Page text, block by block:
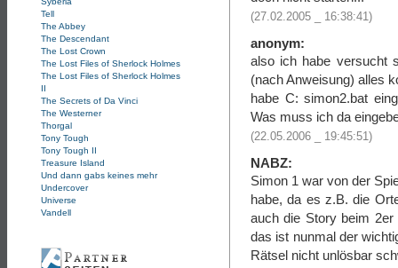
Tell
The Abbey
The Descendant
The Lost Crown
The Lost Files of Sherlock Holmes
The Lost Files of Sherlock Holmes
II
The Secrets of Da Vinci
The Westerner
Thorgal
Tony Tough
Tony Tough II
Treasure Island
Und dann gabs keines mehr
Undercover
Universe
Vandell
(27.02.2005 _ 16:38:41)
anonym:
also ich habe versucht
(nach Anweisung) alles
habe C: simon2.bat
Was muss ich da
(22.05.2006 _ 19:45:51)
NABZ:
Simon 1 war von der
habe, da es z.B. die
auch die Story beim
das ist nunmal der
Rätsel nicht unlösbar